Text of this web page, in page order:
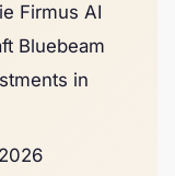
Firmus AI
Bluebeam
in